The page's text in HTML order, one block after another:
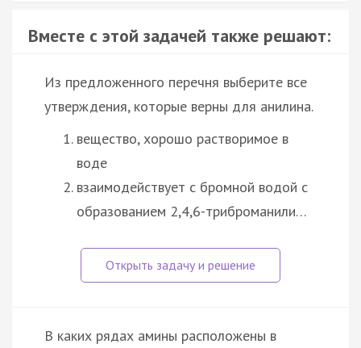
Вместе с этой задачей также решают:
Из предложенного перечня выберите все
утверждения, которые верны для анилина.
вещество, хорошо растворимое в
воде
взаимодействует с бромной водой с
образованием 2,4,6-триброманили…
В каких рядах амины расположены в